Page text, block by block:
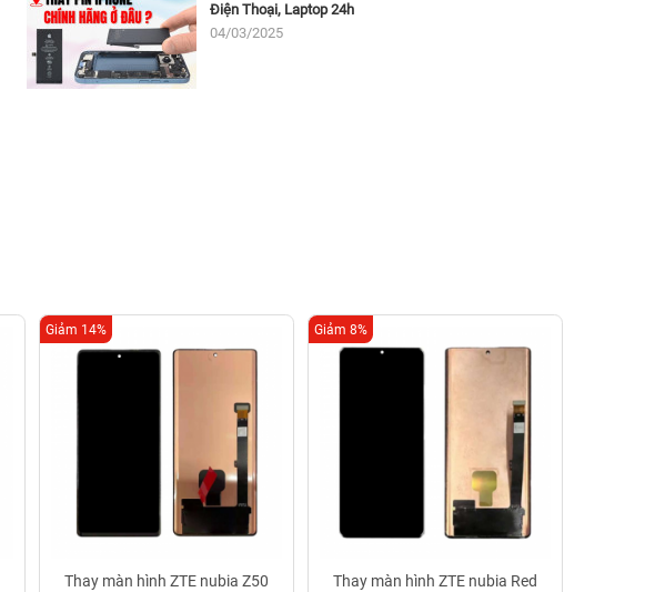
Điện Thoại, Laptop 24h
04/03/2025
Thay màn hình ZTE nubia Z50
Giảm 14%
Thay màn hình ZTE nubia Red
Giảm 8%